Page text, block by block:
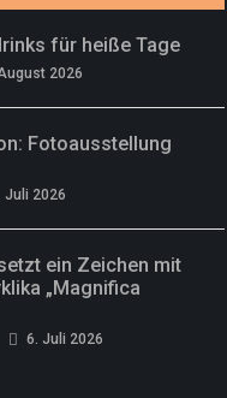
für heiße Tage
2026
Fotoausstellung
Juli 2026
ein Zeichen mit
„Magnifica
6. Juli 2026